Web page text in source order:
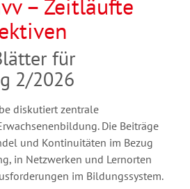
– Zeitläufte
für
2/2026
diskutiert zentrale
Die Beiträge
und Kontinuitäten im Bezug
in Netzwerken und Lernorten
im Bildungssystem.